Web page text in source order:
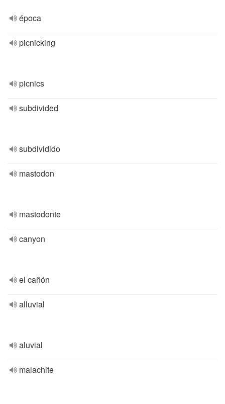
época
picnicking
picnics
subdivided
subdividido
mastodon
mastodonte
canyon
el cañón
alluvial
aluvial
malachite